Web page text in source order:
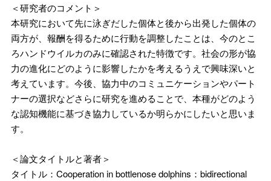
＜研究者のコメント＞
本研究において先に泳ぎだした個体と後から出発した個体の
両方が、報酬を得るために行動を調整したことは、今のとこ
ろハンドウイルカのみに確認された特徴です。社会の形が協
力の進化にどのように影響したかを考えるうえで興味深いと
考えています。今後、協力中のコミュニケーションやパート
ナーの選択などさらに研究を進めることで、本種がどのよう
な認知機能に基づき協力しているか明らかにしたいと思いま
す。
＜論文タイトルと著者＞
タイトル：Cooperation in bottlenose dolphins：bidirectional